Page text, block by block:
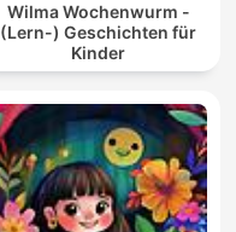
Wilma Wochenwurm -
(Lern-) Geschichten für
Kinder